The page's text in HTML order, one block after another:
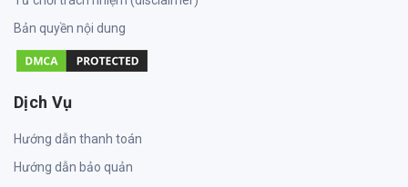
Bản quyền nội dung
Dịch Vụ
Hướng dẫn thanh toán
Hướng dẫn bảo quản